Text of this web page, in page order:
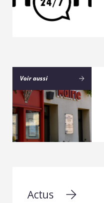
Voir aussi
Actus